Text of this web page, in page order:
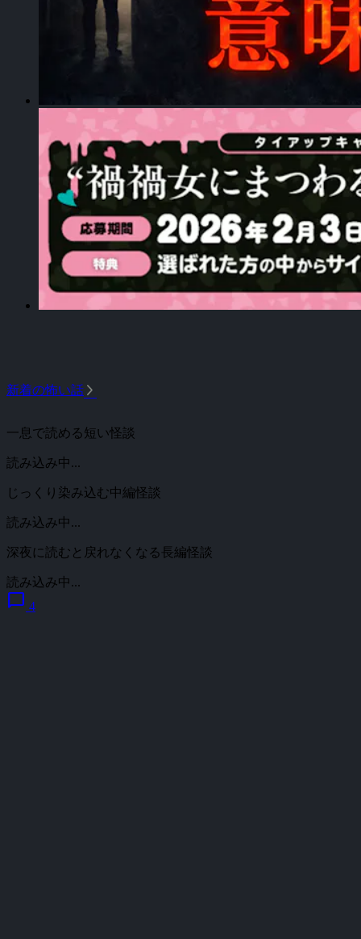
新着の怖い話 arrow_forward_ios
一息で読める短い怪談
読み込み中...
じっくり染み込む中編怪談
読み込み中...
深夜に読むと戻れなくなる長編怪談
読み込み中...
chat_bubble 4